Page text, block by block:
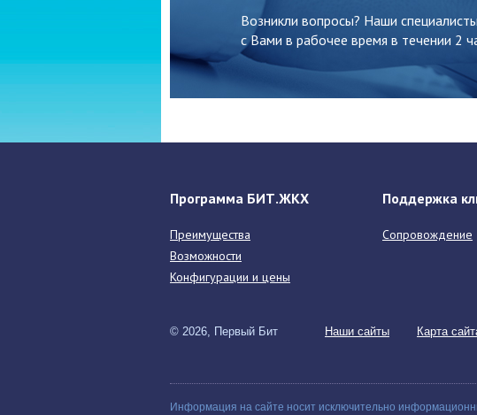
Возникли вопросы? Наши
с Вами в рабочее время в течении 2
Программа БИТ.ЖКХ
Преимущества
Возможности
Конфигурации и цены
Поддержка
Сопровождение
© 2026, Первый Бит Наши сайты Карта
Информация на сайте носит исключительно